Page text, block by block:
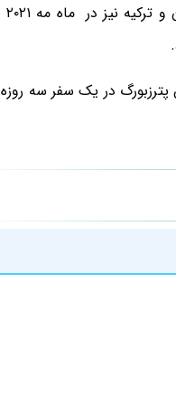
توانگر خبر
و سن پترزبورگ در یک سفر سه